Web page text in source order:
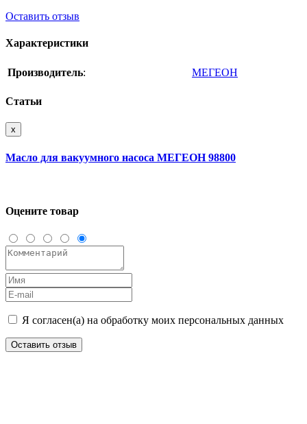
Оставить отзыв
Характеристики
Производитель: МЕГЕОН
Статьи
x
Масло для вакуумного насоса МЕГЕОН 98800
Оцените товар
Я согласен(а) на обработку моих персональных данных
Оставить отзыв